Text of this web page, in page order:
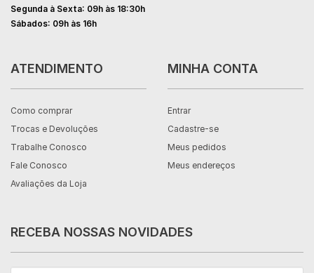
Segunda à Sexta: 09h às 18:30h
Sábados: 09h às 16h
ATENDIMENTO
Como comprar
Trocas e Devoluções
Trabalhe Conosco
Fale Conosco
Avaliações da Loja
MINHA CONTA
Entrar
Cadastre-se
Meus pedidos
Meus endereços
RECEBA NOSSAS NOVIDADES